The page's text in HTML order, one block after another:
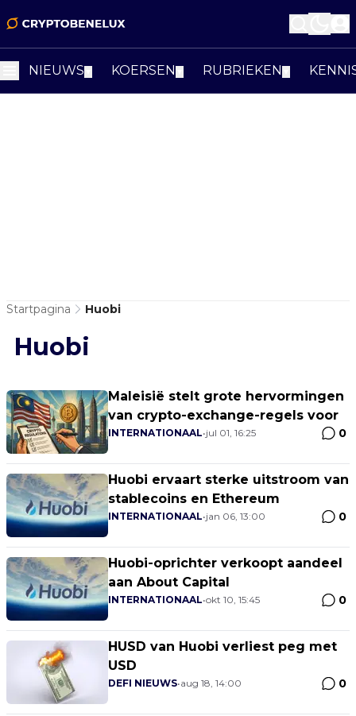
NIEUWS KOERSEN RUBRIEKEN
Startpagina Huobi
Huobi
Maleisië stelt grote hervormingen
van crypto-exchange-regels voor
INTERNATIONAAL•jul 01, 16:25 0
Huobi ervaart sterke uitstroom van
stablecoins en Ethereum
INTERNATIONAAL•jan 06, 13:00 0
Huobi-oprichter verkoopt aandeel
aan About Capital
INTERNATIONAAL•okt 10, 15:45 0
HUSD van Huobi verliest peg met
USD
DEFI NIEUWS•aug 18, 14:00 0